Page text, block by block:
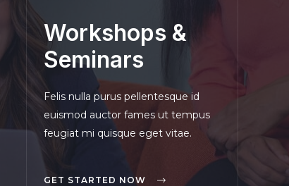
Workshops &
Seminars
Felis nulla purus pellentesque id
euismod auctor fames ut tempus
feugiat mi quisque eget vitae.
GET STARTED NOW